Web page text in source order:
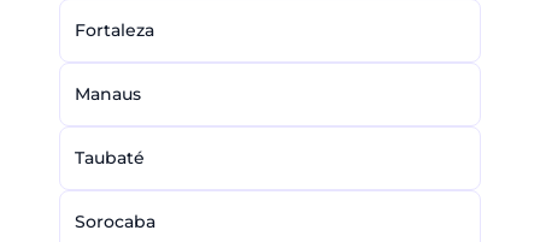
Fortaleza
Manaus
Taubaté
Sorocaba